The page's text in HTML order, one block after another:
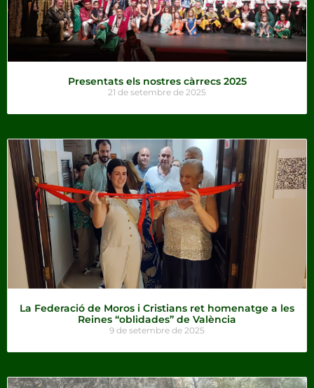
Presentats els nostres càrrecs 2025
21 de setembre de 2025
La Federació de Moros i Cristians ret homenatge a les
Reines “oblidades” de València
9 de setembre de 2025